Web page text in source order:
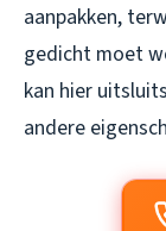
aanpakken,
gedicht moet
kan hier
andere